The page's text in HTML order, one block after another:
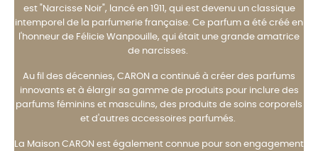
est "Narcisse Noir", lancé en 1911, qui est devenu un classique
intemporel de la parfumerie française. Ce parfum a été créé en
l'honneur de Félicie Wanpouille, qui était une grande amatrice
de narcisses.
Au fil des décennies, CARON a continué à créer des parfums
innovants et à élargir sa gamme de produits pour inclure des
parfums féminins et masculins, des produits de soins corporels
et d'autres accessoires parfumés.
La Maison CARON est également connue pour son engagement